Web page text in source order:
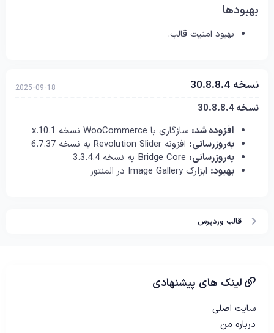
بهبودها
بهبود امنیت قالب.
نسخه 30.8.8.4 2025-09-18
نسخه 30.8.8.4
افزوده شد: سازگاری با WooCommerce نسخه 10.1.x
به‌روزرسانی: افزونه Revolution Slider به نسخه 6.7.37
به‌روزرسانی:
بهبود: ابزارک Image Gallery در المنتور
قالب وردپرس
لینک های پیشنهادی
سایت اصلی
درباره من